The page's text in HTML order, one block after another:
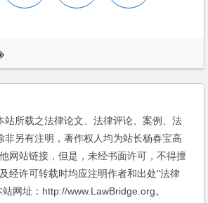
站所载之法律论文、法律评论、案例、法
非另有注明，著作权人均为站长杨春宝高
网站链接，但是，未经书面许可，不得擅
经许可转载时均应注明作者和出处"法律
网址：http://www.LawBridge.org。